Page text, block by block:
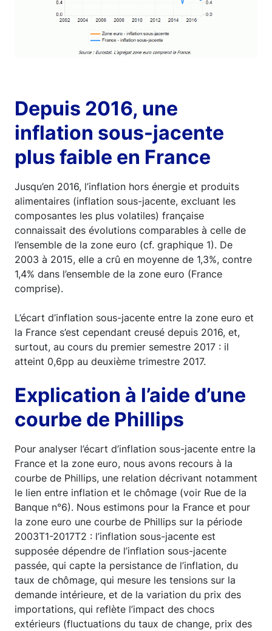
Depuis 2016, une
inflation sous-jacente
plus faible en France
Jusqu’en 2016, l’inflation hors énergie et produits
alimentaires (inflation sous-jacente, excluant les
composantes les plus volatiles) française
connaissait des évolutions comparables à celle de
l’ensemble de la zone euro (cf. graphique 1). De
2003 à 2015, elle a crû en moyenne de 1,3%, contre
1,4% dans l’ensemble de la zone euro (France
comprise).
L’écart d’inflation sous-jacente entre la zone euro et
la France s’est cependant creusé depuis 2016, et,
surtout, au cours du premier semestre 2017 : il
atteint 0,6pp au deuxième trimestre 2017.
Explication à l’aide d’une
courbe de Phillips
Pour analyser l’écart d’inflation sous-jacente entre la
France et la zone euro, nous avons recours à la
courbe de Phillips, une relation décrivant notamment
le lien entre inflation et le chômage (voir Rue de la
Banque n°6). Nous estimons pour la France et pour
la zone euro une courbe de Phillips sur la période
2003T1-2017T2 : l’inflation sous-jacente est
supposée dépendre de l’inflation sous-jacente
passée, qui capte la persistance de l’inflation, du
taux de chômage, qui mesure les tensions sur la
demande intérieure, et de la variation du prix des
importations, qui reflète l’impact des chocs
extérieurs (fluctuations du taux de change, prix des